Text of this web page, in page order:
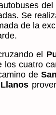
del
Se
de la
el
los cuatro
de
Llanos